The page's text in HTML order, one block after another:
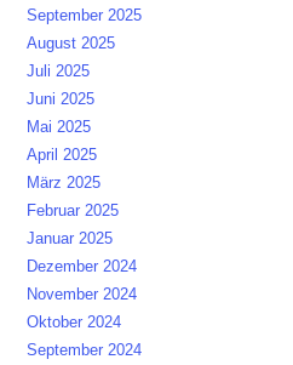
September 2025
August 2025
Juli 2025
Juni 2025
Mai 2025
April 2025
März 2025
Februar 2025
Januar 2025
Dezember 2024
November 2024
Oktober 2024
September 2024